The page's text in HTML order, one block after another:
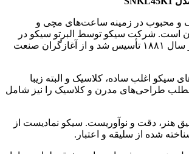
و محبوب در زمینه ساعت‌های مچی و
آن است. شرکت سیکو توسط البرتو سیکو در
شهر کوماتو، ژاپن در سال ۱۸۸۱ تأسیس شد و از آغازگران صنعت
اغلب ساده، کلاسیک و البته زیبا
مطلب طراحی‌های مدرن و کلاسیک را نیز شامل
هنر، دقت و نوآوریست. سیکو نمادیست از
شده از سلیقه و اعتبار.